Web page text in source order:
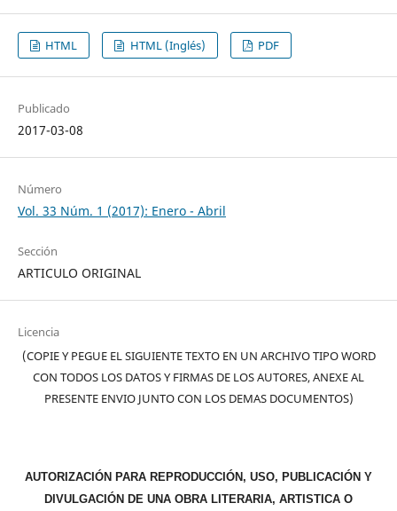
HTML HTML (Inglés) PDF
Publicado
2017-03-08
Número
Vol. 33 Núm. 1 (2017): Enero - Abril
Sección
ARTICULO ORIGINAL
Licencia
(COPIE Y PEGUE EL SIGUIENTE TEXTO EN UN ARCHIVO TIPO WORD
CON TODOS LOS DATOS Y FIRMAS DE LOS AUTORES, ANEXE AL
PRESENTE ENVIO JUNTO CON LOS DEMAS DOCUMENTOS)
AUTORIZACIÓN PARA REPRODUCCIÓN, USO, PUBLICACIÓN Y
DIVULGACIÓN DE UNA OBRA LITERARIA, ARTISTICA O